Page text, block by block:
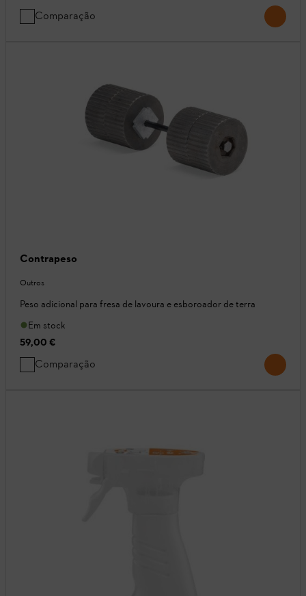
Comparação
Contrapeso
Outros
Peso adicional para fresa de lavoura e esboroador de terra
Em stock
59,00 €
Comparação